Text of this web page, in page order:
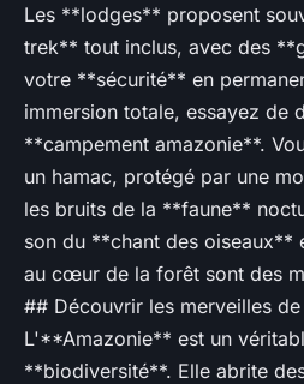
Les **lodges** proposent
trek** tout inclus, avec des
votre **sécurité** en
immersion totale, essayez de
**campement amazonie**.
un hamac, protégé par une
les bruits de la **faune**
son du **chant des
au cœur de la forêt sont des
## Découvrir les merveilles
L'**Amazonie** est un
**biodiversité**. Elle abrite